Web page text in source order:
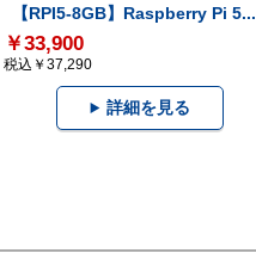
【RPI5-8GB】Raspberry Pi 5...
￥33,900
税込￥37,290
詳細を見る